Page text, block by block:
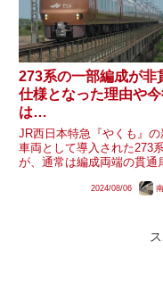
273系の一部編成が非
仕様となった理由や
は…
JR西日本特急『やくも』の
車両として導入された273
が、通常は編成両端の貫通
一部編成は貫通扉が準備工
た。具体的には、奇数番号
2024/08/06